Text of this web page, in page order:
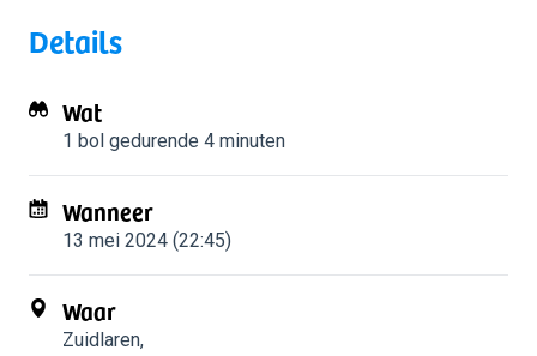
Details
Wat
1 bol gedurende 4 minuten
Wanneer
13 mei 2024 (22:45)
Waar
Zuidlaren,